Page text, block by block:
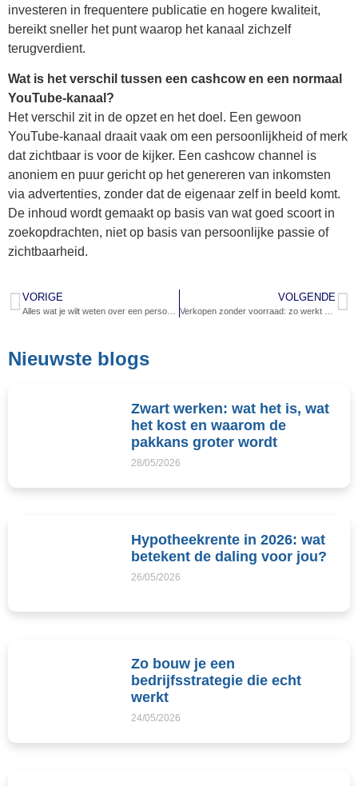
investeren in frequentere publicatie en hogere kwaliteit,
bereikt sneller het punt waarop het kanaal zichzelf
terugverdient.
Wat is het verschil tussen een cashcow en een normaal
YouTube-kanaal?
Het verschil zit in de opzet en het doel. Een gewoon
YouTube-kanaal draait vaak om een persoonlijkheid of merk
dat zichtbaar is voor de kijker. Een cashcow channel is
anoniem en puur gericht op het genereren van inkomsten
via advertenties, zonder dat de eigenaar zelf in beeld komt.
De inhoud wordt gemaakt op basis van wat goed scoort in
zoekopdrachten, niet op basis van persoonlijke passie of
zichtbaarheid.
VORIGE VOLGENDE
Nieuwste blogs
Zwart werken: wat het is, wat
het kost en waarom de
pakkans groter wordt
28/05/2026
Hypotheekrente in 2026: wat
betekent de daling voor jou?
26/05/2026
Zo bouw je een
bedrijfsstrategie die echt
werkt
24/05/2026